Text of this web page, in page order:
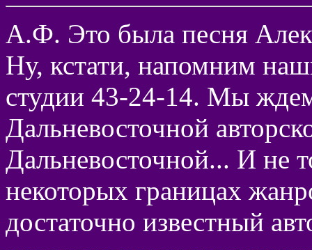
А.Ф. Это была песня
Ну, кстати, напомним
студии 43-24-14. Мы
Дальневосточной
Дальневосточной... И не
некоторых границах
достаточно известный